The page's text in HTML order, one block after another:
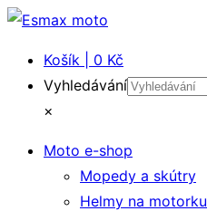
Košík | 0 Kč
Vyhledávání
×
Moto e-shop
Mopedy a skútry
Helmy na motorku